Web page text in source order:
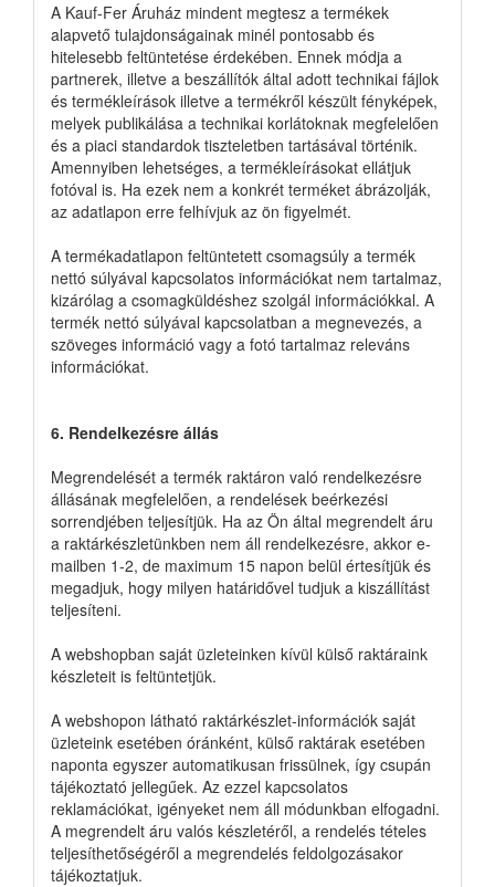
A Kauf-Fer Áruház mindent megtesz a termékek
alapvető tulajdonságainak minél pontosabb és
hitelesebb feltüntetése érdekében. Ennek módja a
partnerek, illetve a beszállítók által adott technikai fájlok
és termékleírások illetve a termékről készült fényképek,
melyek publikálása a technikai korlátoknak megfelelően
és a piaci standardok tiszteletben tartásával történik.
Amennyiben lehetséges, a termékleírásokat ellátjuk
fotóval is. Ha ezek nem a konkrét terméket ábrázolják,
az adatlapon erre felhívjuk az ön figyelmét.
A termékadatlapon feltüntetett csomagsúly a termék
nettó súlyával kapcsolatos információkat nem tartalmaz,
kizárólag a csomagküldéshez szolgál információkkal. A
termék nettó súlyával kapcsolatban a megnevezés, a
szöveges információ vagy a fotó tartalmaz releváns
információkat.
6. Rendelkezésre állás
Megrendelését a termék raktáron való rendelkezésre
állásának megfelelően, a rendelések beérkezési
sorrendjében teljesítjük. Ha az Ön által megrendelt áru
a raktárkészletünkben nem áll rendelkezésre, akkor e-
mailben 1-2, de maximum 15 napon belül értesítjük és
megadjuk, hogy milyen határidővel tudjuk a kiszállítást
teljesíteni.
A webshopban saját üzleteinken kívül külső raktáraink
készleteit is feltüntetjük.
A webshopon látható raktárkészlet-információk saját
üzleteink esetében óránként, külső raktárak esetében
naponta egyszer automatikusan frissülnek, így csupán
tájékoztató jellegűek. Az ezzel kapcsolatos
reklamációkat, igényeket nem áll módunkban elfogadni.
A megrendelt áru valós készletéről, a rendelés tételes
teljesíthetőségéről a megrendelés feldolgozásakor
tájékoztatjuk.